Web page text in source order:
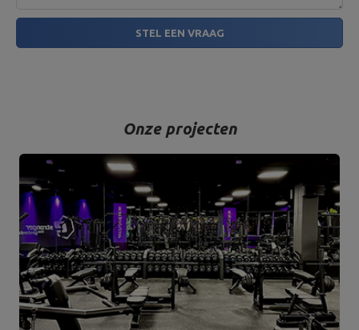
STEL EEN VRAAG
Onze projecten